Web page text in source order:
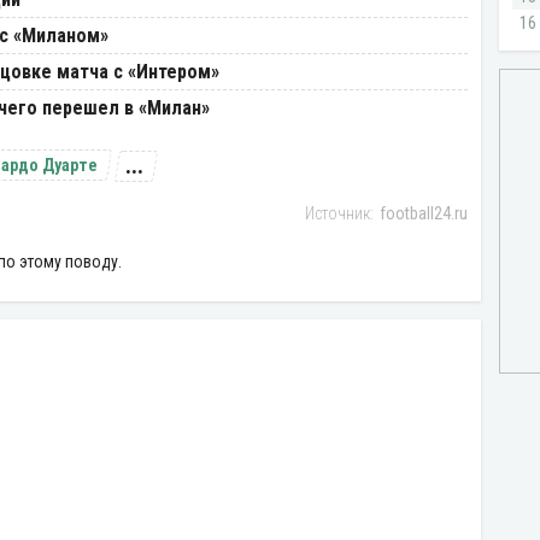
«Миланом»
матча с «Интером»
перешел в «Милан»
Дуарте ...
football24.ru
этому поводу.